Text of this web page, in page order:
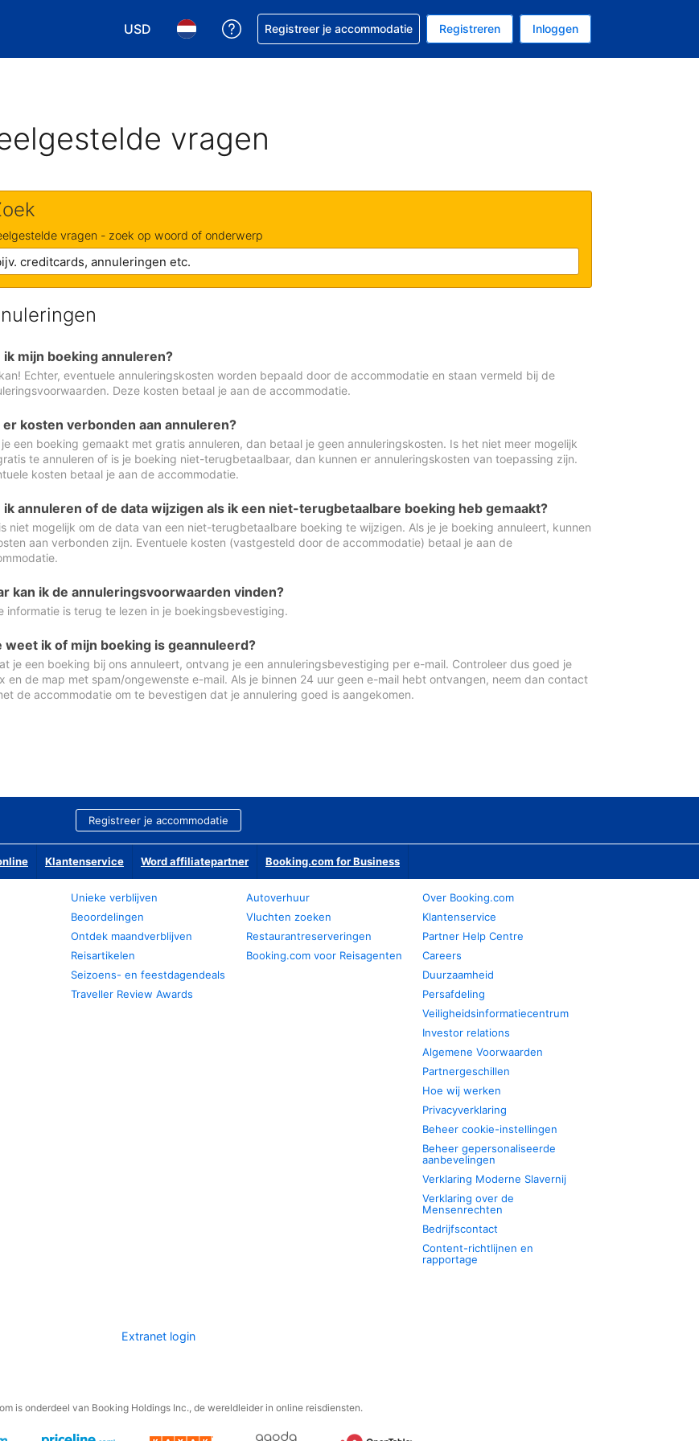
USD
Kies je valuta. Je huidige valuta is Amerikaanse dollar
Kies je taal. Je huidige taal is Nederlands
Krijg hulp bij je reservering
Registreer je accommodatie Registreren Inloggen
vragen
vragen - zoek op woord of onderwerp
ik mijn boeking annuleren?
Echter, eventuele annuleringskosten worden bepaald door de accommodatie en staan vermeld bij de
Deze kosten betaal je aan de accommodatie.
er kosten verbonden aan annuleren?
een boeking gemaakt met gratis annuleren, dan betaal je geen annuleringskosten. Is het niet meer mogelijk
te annuleren of is je boeking niet-terugbetaalbaar, dan kunnen er annuleringskosten van toepassing zijn.
kosten betaal je aan de accommodatie.
ik annuleren of de data wijzigen als ik een niet-terugbetaalbare boeking heb gemaakt?
niet mogelijk om de data van een niet-terugbetaalbare boeking te wijzigen. Als je je boeking annuleert, kunnen
aan verbonden zijn. Eventuele kosten (vastgesteld door de accommodatie) betaal je aan de
kan ik de annuleringsvoorwaarden vinden?
informatie is terug te lezen in je boekingsbevestiging.
weet ik of mijn boeking is geannuleerd?
je een boeking bij ons annuleert, ontvang je een annuleringsbevestiging per e-mail. Controleer dus goed je
en de map met spam/ongewenste e-mail. Als je binnen 24 uur geen e-mail hebt ontvangen, neem dan contact
de accommodatie om te bevestigen dat je annulering goed is aangekomen.
Registreer je accommodatie
Klantenservice Word affiliatepartner Booking.com for Business
Unieke verblijven
Beoordelingen
Ontdek maandverblijven
Reisartikelen
Seizoens- en feestdagendeals
Traveller Review Awards
Autoverhuur
Vluchten zoeken
Restaurantreserveringen
Booking.com voor Reisagenten
Over Booking.com
Klantenservice
Partner Help Centre
Careers
Duurzaamheid
Persafdeling
Veiligheidsinformatiecentrum
Investor relations
Algemene Voorwaarden
Partnergeschillen
Hoe wij werken
Privacyverklaring
Beheer cookie-instellingen
Beheer gepersonaliseerde
aanbevelingen
Verklaring Moderne Slavernij
Verklaring over de
Mensenrechten
Bedrijfscontact
Content-richtlijnen en
rapportage
Extranet login
is onderdeel van Booking Holdings Inc., de wereldleider in online reisdiensten.